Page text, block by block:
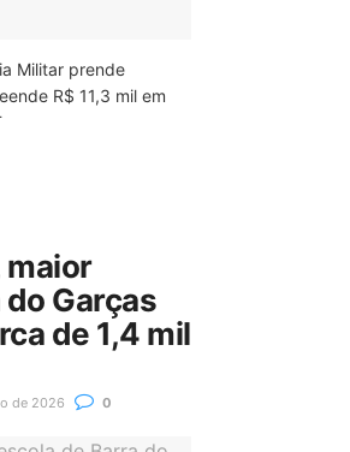
Militar prende
R$ 11,3 mil em
maior
Garças
de 1,4 mil
de 2026 0